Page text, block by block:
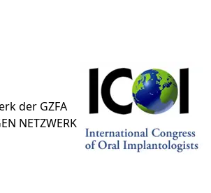
der GZFA
NETZWERK